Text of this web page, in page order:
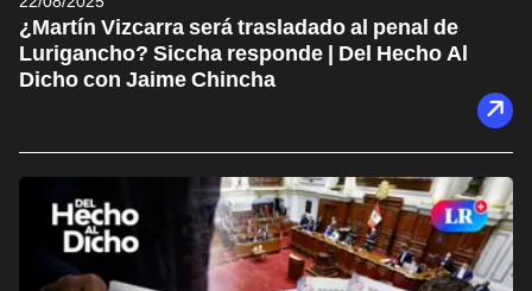
¿Martín Vizcarra será trasladado al penal de
Lurigancho? Siccha responde | Del Hecho Al
Dicho con Jaime Chincha